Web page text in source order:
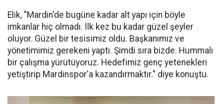
Elik, "Mardin'de bugüne kadar alt yapı için böyle
imkanlar hiç olmadı. İlk kez bu kadar güzel şeyler
oluyor. Güzel bir tesisimiz oldu. Başkanımız ve
yönetimimiz gerekeni yaptı. Şimdi sıra bizde. Hummalı
bir çalışma yürütüyoruz. Hedefimiz genç yetenekleri
yetiştirip Mardinspor'a kazandırmaktır." diye konuştu.